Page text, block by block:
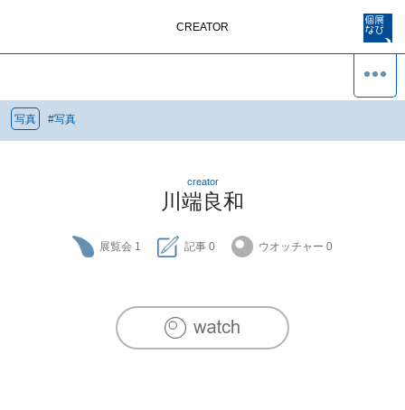
CREATOR
写真 #写真
creator
川端良和
展覧会 1 記事 0 ウオッチャー 0